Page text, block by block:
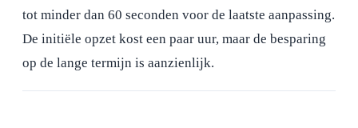
tot minder dan 60 seconden voor de laatste aanpassing.
De initiële opzet kost een paar uur, maar de besparing
op de lange termijn is aanzienlijk.